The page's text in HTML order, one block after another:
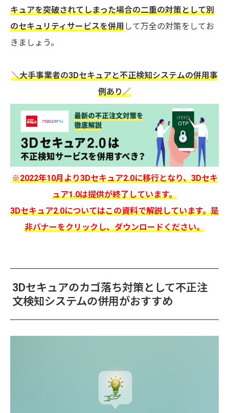
キュアを突破されてしまった場合の二重の対策として別
のセキュリティサービスを併用して万全の対策をしてお
きましょう。
＼大手事業者の3Dセキュアと不正検知システムの併用事
例あり／
※2022年10月より3Dセキュア2.0に移行となり、3Dセキ
ュア1.0は提供が終了しています。
3Dセキュア2.0についてはこの資料で解説しています。是
非バナーをクリックし、ダウンロードください。
3Dセキュアのカゴ落ち対策として不正注
文検知システムの併用がおすすめ